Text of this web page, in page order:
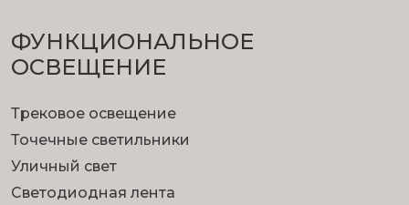
ФУНКЦИОНА­ЛЬНОЕ
ОСВЕЩЕНИЕ
Трековое освещение
Точечные светильники
Уличный свет
Светодиодная лента